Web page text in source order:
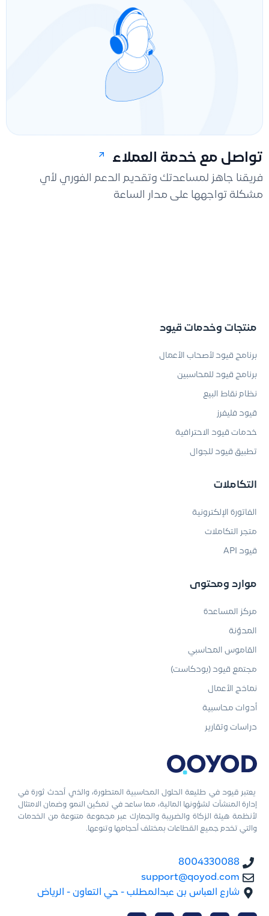
تواصل مع خدمة العملاء
فريقنا جاهز لمساعدتك وتقديم الدعم الفوري لأي
مشكلة تواجهها على مدار الساعة
يعتبر قيود في طليعة الحلول المحاسبية المتطورة، والذي أحدث ثورة في
إدارة المنشآت لشؤونها المالية، مما ساعد في تمكين النمو وضمان الامتثال
لأنظمة هيئة الزكاة والضريبة والجمارك عبر مجموعة متنوعة من الخدمات
والتي تخدم جميع القطاعات بمختلف أحجامها وتنوعها.
8004330088
support@qoyod.com
شارع العباس بن عبدالمطلب - حي التعاون - الرياض
منتجات وخدمات قيود
برنامج قيود لأصحاب الأعمال
برنامج قيود للمحاسبين
نظام نقاط البيع
قيود فليفرز
خدمات قيود الاحترافية
تطبيق قيود للجوال
التكاملات
الفاتورة الإلكترونية
متجر التكاملات
قيود API
موارد ومحتوى
مركز المساعدة
المدوّنة
القاموس المحاسبي
مجتمع قيود (بودكاست)
نماذج الأعمال
أدوات محاسبية
دراسات وتقارير